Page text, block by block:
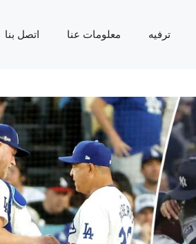
ترفيه معلومات عنا اتصل بنا